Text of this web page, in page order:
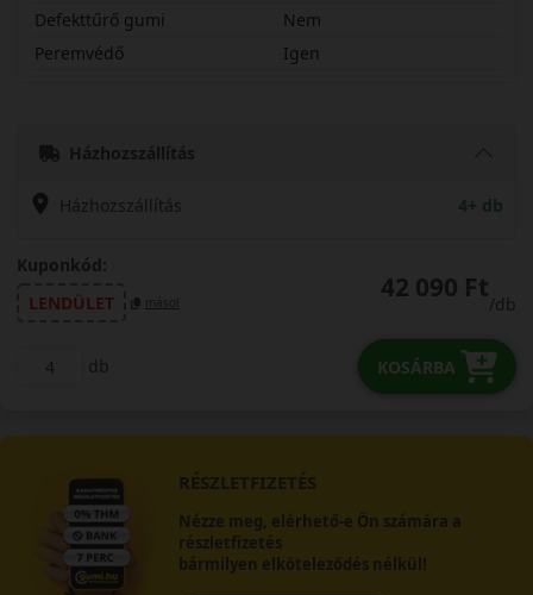
Defekttűrő gumi
Nem
Peremvédő
Igen
Házhozszállítás
Házhozszállítás 4+ db
Kuponkód:
LENDÜLET
másol 42 090 Ft
/db
db KOSÁRBA
RÉSZLETFIZETÉS
Nézze meg, elérhető-e Ön számára a
részletfizetés
bármilyen elköteleződés nélkül!